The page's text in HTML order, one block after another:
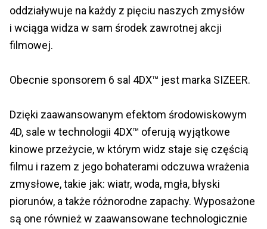
oddziaływuje na każdy z pięciu naszych zmysłów
i wciąga widza w sam środek zawrotnej akcji
filmowej.
Obecnie sponsorem 6 sal 4DX™ jest marka SIZEER.
Dzięki zaawansowanym efektom środowiskowym
4D, sale w technologii 4DX™ oferują wyjątkowe
kinowe przeżycie, w którym widz staje się częścią
filmu i razem z jego bohaterami odczuwa wrażenia
zmysłowe, takie jak: wiatr, woda, mgła, błyski
piorunów, a także różnorodne zapachy. Wyposażone
są one również w zaawansowane technologicznie